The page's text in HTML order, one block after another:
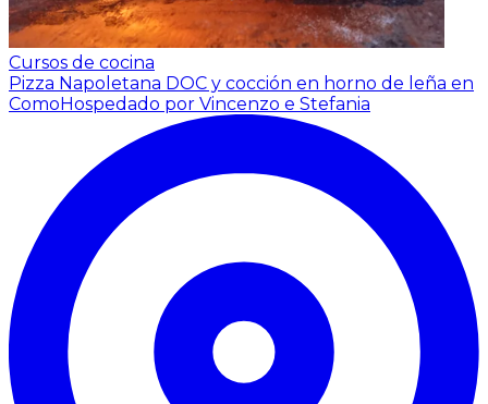
Cursos de cocina
Pizza Napoletana DOC y cocción en horno de leña en
ComoHospedado por Vincenzo e Stefania